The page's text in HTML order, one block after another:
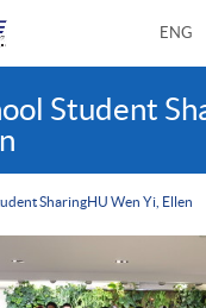
ENG
Student
SharingHU Wen Yi, Ellen